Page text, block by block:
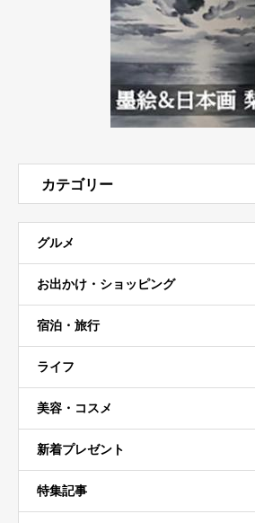
カテゴリー
グルメ
お出かけ・ショッピング
宿泊・旅行
ライフ
美容・コスメ
新着プレゼント
特集記事